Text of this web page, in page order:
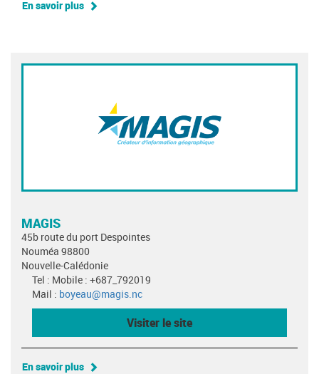
En savoir plus
MAGIS
45b route du port Despointes
Nouméa 98800
Nouvelle-Calédonie
Tel : Mobile : +687_792019
Mail : boyeau@magis.nc
Visiter le site
En savoir plus